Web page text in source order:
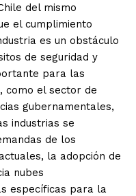
del mismo
el cumplimiento
es un obstáculo
de seguridad y
para las
como el sector de
gubernamentales,
industrias se
de los
la adopción de
nubes
específicas para la